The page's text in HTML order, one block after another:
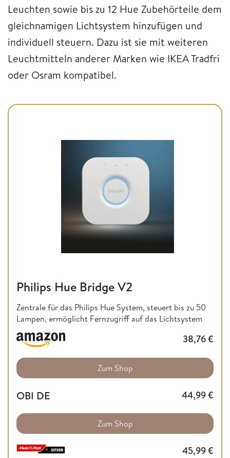
Leuchten sowie bis zu 12 Hue Zubehörteile dem
gleichnamigen Lichtsystem hinzufügen und
individuell steuern. Dazu ist sie mit weiteren
Leuchtmitteln anderer Marken wie IKEA Tradfri
oder Osram kompatibel.
Philips Hue Bridge V2
Zentrale für das Philips Hue System, steuert bis zu 50
Lampen, ermöglicht Fernzugriff auf das Lichtsystem
38,76€
Zum Shop
OBI DE 44,99€
Zum Shop
45,99€